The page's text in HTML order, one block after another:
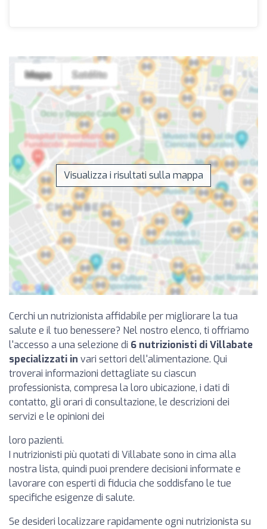
Visualizza i risultati sulla mappa
Cerchi un nutrizionista affidabile per migliorare la tua
salute e il tuo benessere? Nel nostro elenco, ti offriamo
l'accesso a una selezione di 6 nutrizionisti di Villabate
specializzati in vari settori dell'alimentazione. Qui
troverai informazioni dettagliate su ciascun
professionista, compresa la loro ubicazione, i dati di
contatto, gli orari di consultazione, le descrizioni dei
servizi e le opinioni dei
loro pazienti.
I nutrizionisti più quotati di Villabate sono in cima alla
nostra lista, quindi puoi prendere decisioni informate e
lavorare con esperti di fiducia che soddisfano le tue
specifiche esigenze di salute.
Se desideri localizzare rapidamente ogni nutrizionista su